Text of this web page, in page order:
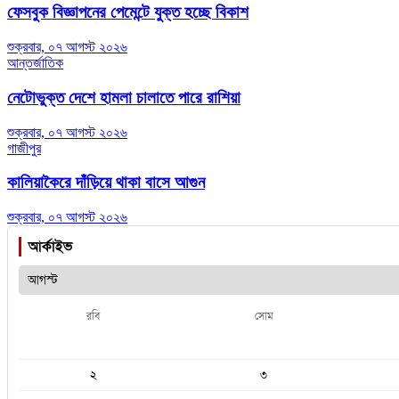
ফেসবুক বিজ্ঞাপনের পেমেন্টে যুক্ত হচ্ছে বিকাশ
শুক্রবার, ০৭ আগস্ট ২০২৬
আন্তর্জাতিক
নেটোভুক্ত দেশে হামলা চালাতে পারে রাশিয়া
শুক্রবার, ০৭ আগস্ট ২০২৬
গাজীপুর
কালিয়াকৈরে দাঁড়িয়ে থাকা বাসে আগুন
শুক্রবার, ০৭ আগস্ট ২০২৬
আর্কাইভ
রবি সোম
২
৩